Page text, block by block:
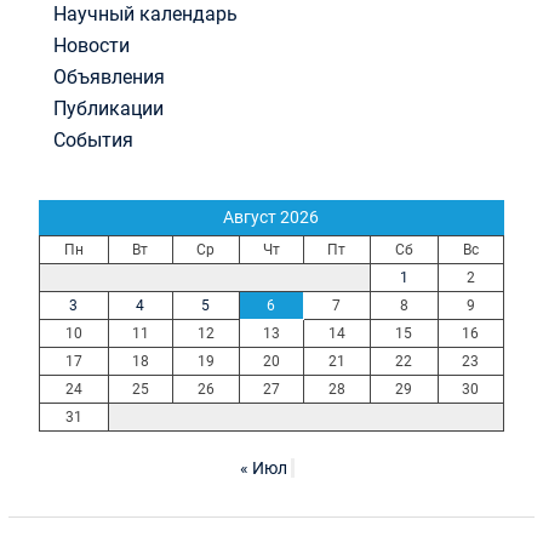
Научный календарь
Новости
Объявления
Публикации
События
Август 2026
Пн Вт Ср Чт Пт Сб
Вс
1
2
3
4 5 6 7 8
9
10
11 12 13 14 15
16
17
18 19 20 21 22
23
24
25 26 27 28 29
30
31
« Июл